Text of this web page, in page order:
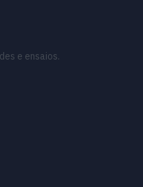
e ensaios.